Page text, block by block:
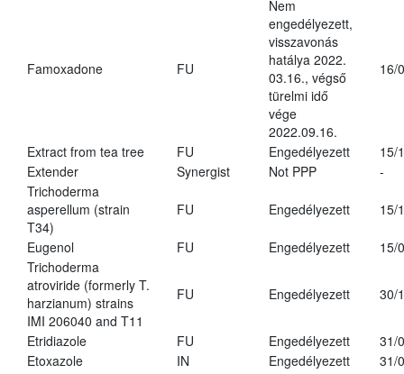
Famoxadone FU
Nem
engedélyezett,
visszavonás
hatálya 2022.
03.16., végső
türelmi idő
vége
2022.09.16.
16/
Extract from tea tree FU Engedélyezett
15/
Extender
Synergist Not PPP
-
Trichoderma
asperellum (strain
T34)
FU Engedélyezett 15/
Eugenol FU Engedélyezett
15/
Trichoderma
atroviride (formerly T.
harzianum) strains
IMI 206040 and T11
FU Engedélyezett 30/
Etridiazole FU Engedélyezett
31/
Etoxazole
IN Engedélyezett
31/